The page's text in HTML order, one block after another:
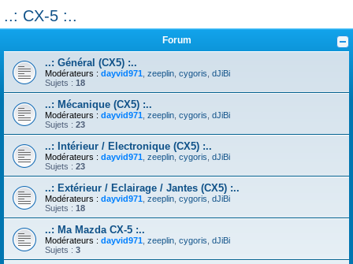
c
h
r
..: CX-5 :..
Forum
..: Général (CX5) :..
Modérateurs : dayvid971 zeeplin cygoris dJiBi
Sujets : 18
..: Mécanique (CX5) :..
Modérateurs : dayvid971 zeeplin cygoris dJiBi
Sujets : 23
..: Intérieur / Electronique (CX5) :..
Modérateurs : dayvid971 zeeplin cygoris dJiBi
Sujets : 23
..: Extérieur / Eclairage / Jantes (CX5) :..
Modérateurs : dayvid971 zeeplin cygoris dJiBi
Sujets : 18
..: Ma Mazda CX-5 :..
Modérateurs : dayvid971 zeeplin cygoris dJiBi
Sujets : 3